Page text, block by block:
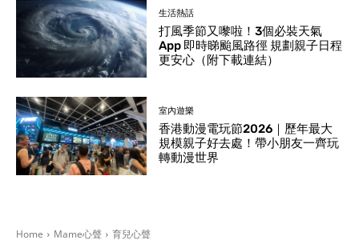
生活熱話
打風季節又嚟啦！3個必裝天氣
App 即時睇颱風路徑 規劃親子日程
更安心（附下載連結）
室內遊樂
香港動漫電玩節2026｜歷年最大
規模親子好去處！帶小朋友一齊玩
轉動漫世界